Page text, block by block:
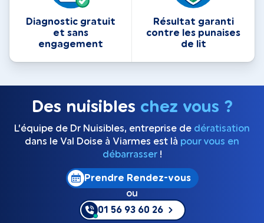
Diagnostic gratuit
et sans
engagement
Résultat garanti
contre les punaises
de lit
Des nuisibles chez vous ?
L’équipe de Dr Nuisibles, entreprise de dératisation
dans le Val Doise à Viarmes est là pour vous en
débarrasser!
Prendre Rendez-vous
ou
01 56 93 60 26